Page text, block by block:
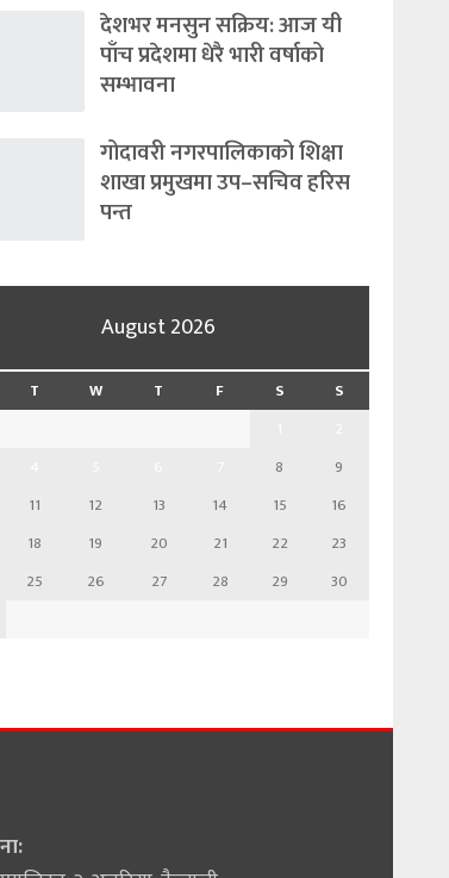
देशभर मनसुन सक्रिय: आज यी
पाँच प्रदेशमा धेरै भारी वर्षाको
सम्भावना
गोदावरी नगरपालिकाको शिक्षा
शाखा प्रमुखमा उप–सचिव हरिस
पन्त
August 2026
T W T F S
S
8
9
11 12 13 14 15
16
18 19 20 21 22
23
25 26 27 28 29
30